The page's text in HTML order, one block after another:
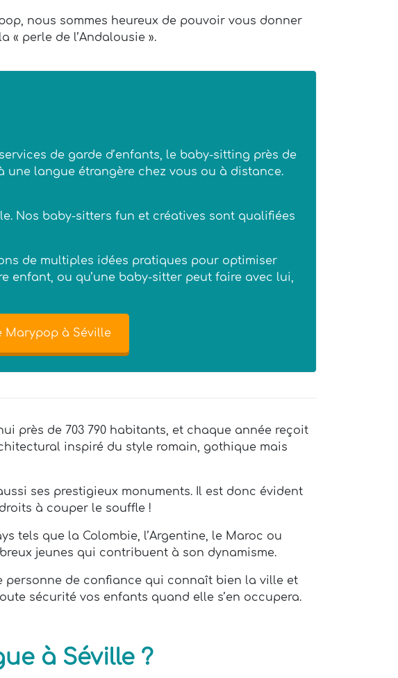
nous sommes heureux de pouvoir vous donner
perle de l’Andalousie ».
de garde d’enfants, le baby-sitting près de
une langue étrangère chez vous ou à distance.
Nos baby-sitters fun et créatives sont qualifiées
de multiples idées pratiques pour optimiser
enfant, ou qu’une baby-sitter peut faire avec lui,
Marypop à Séville
près de 703 790 habitants, et chaque année reçoit
inspiré du style romain, gothique mais
ses prestigieux monuments. Il est donc évident
à couper le souffle !
tels que la Colombie, l’Argentine, le Maroc ou
jeunes qui contribuent à son dynamisme.
personne de confiance qui connaît bien la ville et
sécurité vos enfants quand elle s’en occupera.
à Séville ?